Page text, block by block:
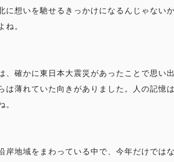
に想いを馳せるきっかけになるんじゃない
ね。
、確かに東日本大震災があったことで思い
は薄れていた向きがありました。人の記憶
。
岸地域をまわっている中で、今年だけでは